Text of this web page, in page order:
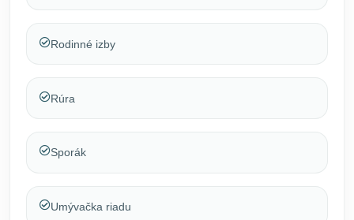
Rodinné izby
Rúra
Sporák
Umývačka riadu